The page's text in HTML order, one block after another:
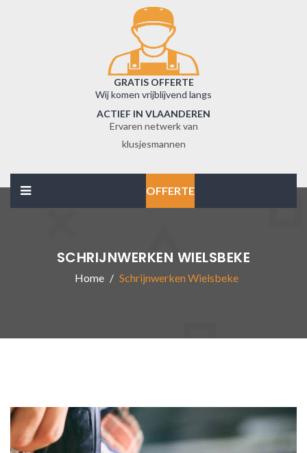
GRATIS OFFERTE
Wij komen vrijblijvend langs
ACTIEF IN VLAANDEREN
Ervaren netwerk van
klusjesmannen
OFFERTE
SCHRIJNWERKEN WIELSBEKE
Home Schrijnwerken Wielsbeke